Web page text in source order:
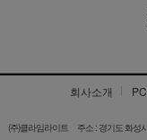
회사소개
(주)클라임라이트 주소 : 경기도 화성